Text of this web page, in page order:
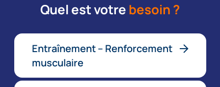
Quel est votrebesoin ?
Entraînement – Renforcement
musculaire